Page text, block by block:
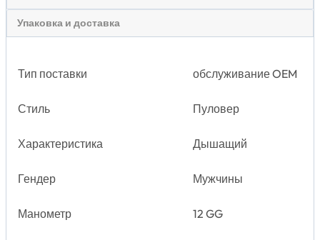
Упаковка и доставка
Тип поставки обслуживание OEM
Стиль Пуловер
Характеристика Дышащий
Гендер Мужчины
Манометр 12 GG